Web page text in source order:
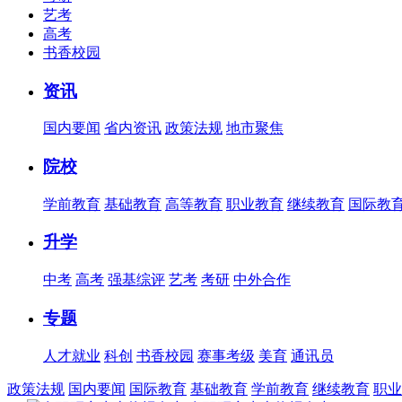
艺考
高考
书香校园
资讯
国内要闻 省内资讯 政策法规 地市聚焦
院校
学前教育 基础教育 高等教育 职业教育 继续教育 国际教
升学
中考 高考 强基综评 艺考 考研 中外合作
专题
人才就业 科创 书香校园 赛事考级 美育 通讯员
政策法规 国内要闻 国际教育 基础教育 学前教育 继续教育 职